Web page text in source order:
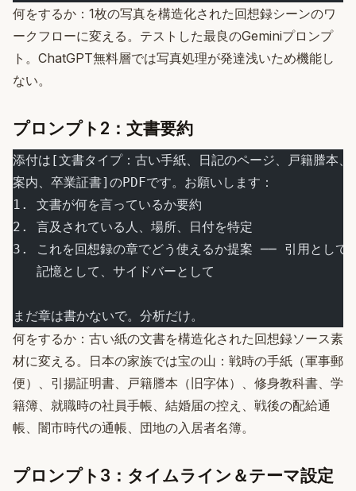
何をするか：1枚の写真を構造化された回想録シーンのワ
ークフローに変える。テストした最良のGeminiプロンプ
ト。ChatGPT無料層では写真処理が発達浅いため機能し
ない。
プロンプト2：文書要約
添付は[文書タイプ：古い手紙、日記のページ、戸籍謄本、
案内、卒業証書]のPDFです。お願いします：
1. 文書が何を言っているか要約
2. 言及されている人、場所、日付を特定
3. これを回想録の章でどう使えるか提案 ── 引用として
   記憶として、サイドバーとして
まだ章は書かないで。分析だけ。
何をするか：古い紙の文書を構造化された回想録ソース素
材に変える。日本の家族では宝の山：戦時の手紙（軍事郵
便）、引揚証明書、戸籍謄本（旧字体）、修身教科書、学
籍簿、就職時の社員手帳、結婚届の控え、戦後の配給通
帳、闇市時代の通帳、団地の入居者名簿。
プロンプト3：タイムライン＆テーマ設定